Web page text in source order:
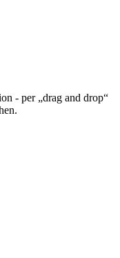
- per „drag and drop“